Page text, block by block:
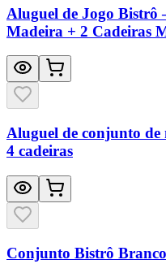
Aluguel de Jogo Bistrô
Madeira + 2 Cadeiras
Aluguel de conjunto de
4 cadeiras
Conjunto Bistrô Branco